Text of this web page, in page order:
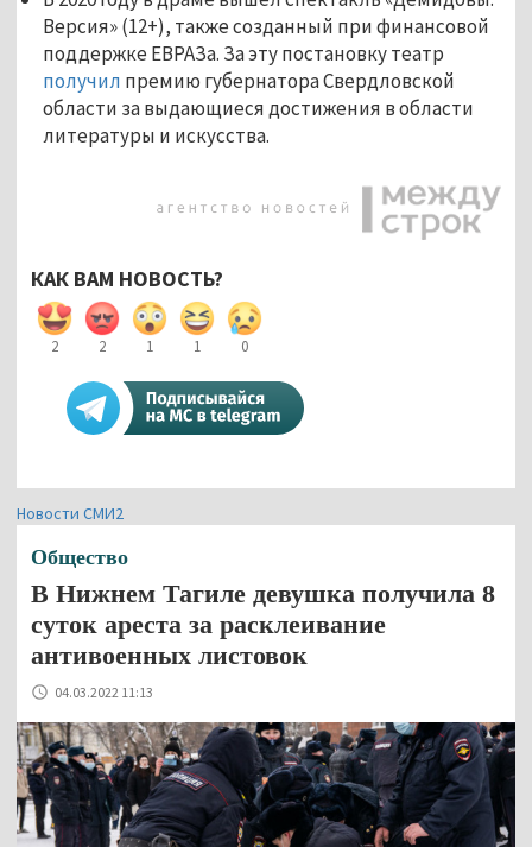
Версия» (12+), также созданный при финансовой
поддержке ЕВРАЗа. За эту постановку театр
получил премию губернатора Свердловской
области за выдающиеся достижения в области
литературы и искусства.
КАК ВАМ НОВОСТЬ?
2 2 1 1 0
Новости СМИ2
Общество
В Нижнем Тагиле девушка получила 8
суток ареста за расклеивание
антивоенных листовок
04.03.2022 11:13